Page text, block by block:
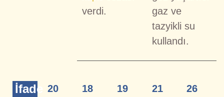
verdi.
gaz ve
tazyikli su
kullandı.
İfade
20
18
19
21
26